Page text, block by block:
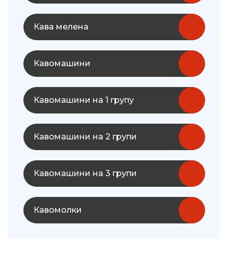
Кава мелена
Кавомашини
Кавомашини на 1 групу
Кавомашини на 2 групи
Кавомашини на 3 групи
Кавомолки